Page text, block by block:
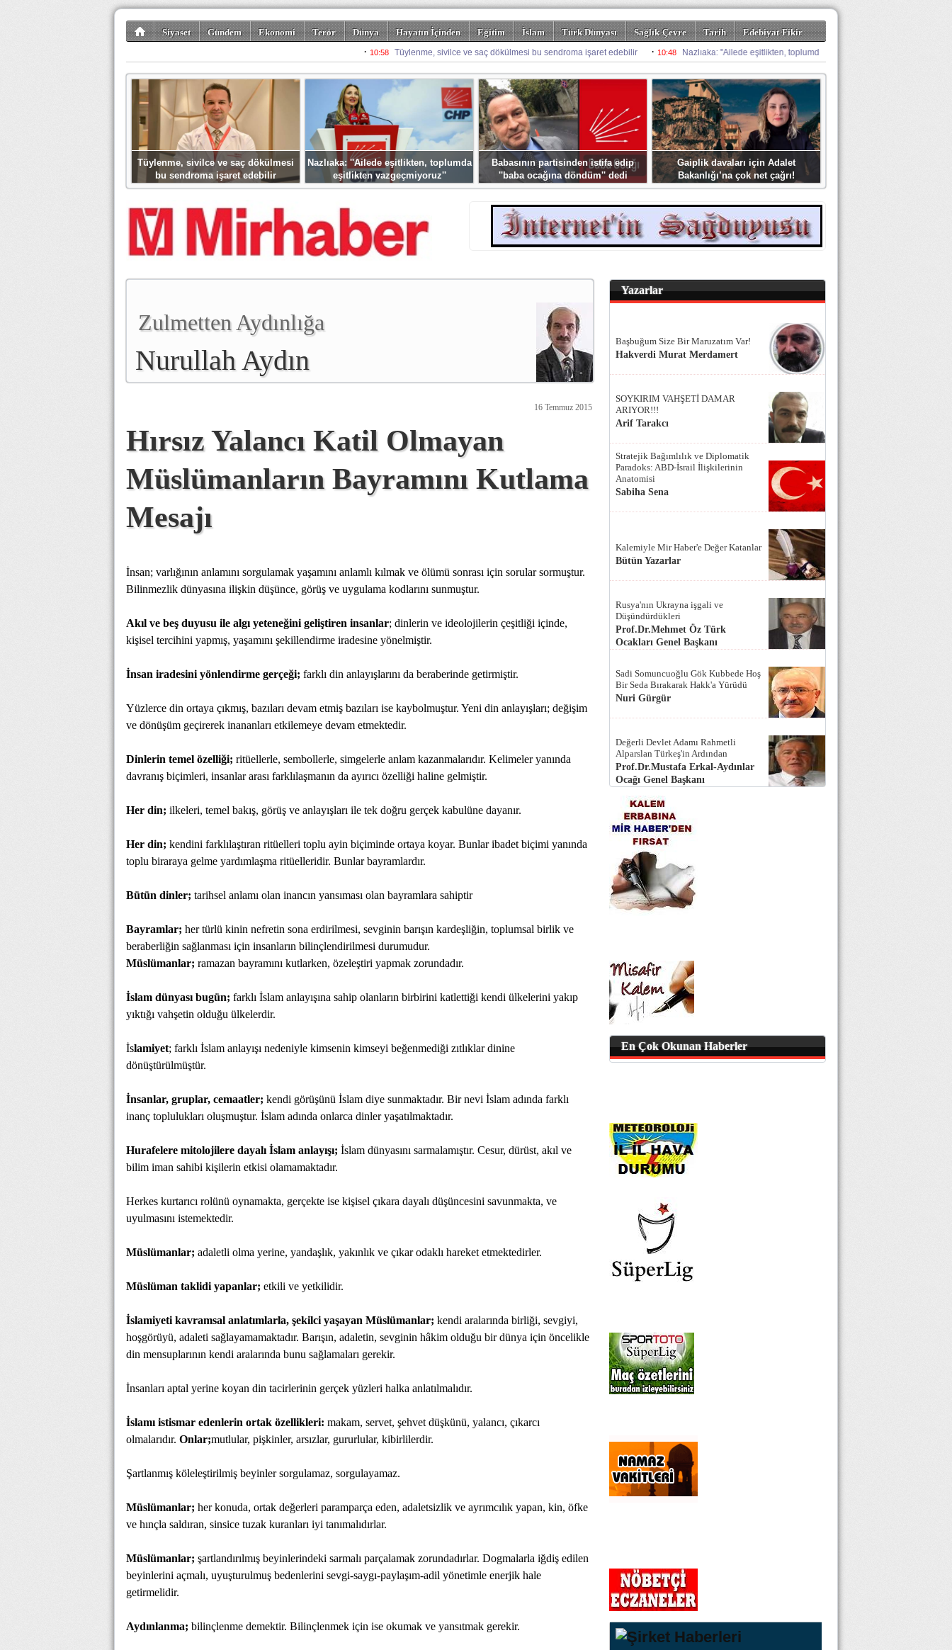
Siyaset Gündem Ekonomi Terör Dünya Hayatın İçinden Eğitim İslam Türk Dünyası Sağlık-Çevre Tarih
Edebiyat-Fikir
Spor Misafir Kalem Foto Galeriler
Tüylenme, sivilce ve saç dökülmesi
bu sendroma işaret edebilir
Nazlıaka: ''Ailede eşitlikten, toplumda
eşitlikten vazgeçmiyoruz''
Babasının partisinden istifa edip
''baba ocağına döndüm'' dedi
Gaiplik davaları için Adalet
Bakanlığı’na çok net çağrı!
Zulmetten Aydınlığa
Nurullah Aydın
16 Temmuz 2015
Hırsız Yalancı Katil Olmayan
Müslümanların Bayramını Kutlama
Mesajı
İnsan; varlığının anlamını sorgulamak yaşamını anlamlı kılmak ve ölümü sonrası için sorular sormuştur.
Bilinmezlik dünyasına ilişkin düşünce, görüş ve uygulama kodlarını sunmuştur.
Akıl ve beş duyusu ile algı yeteneğini geliştiren insanlar; dinlerin ve ideolojilerin çeşitliği içinde,
kişisel tercihini yapmış, yaşamını şekillendirme iradesine yönelmiştir.
İnsan iradesini yönlendirme gerçeği; farklı din anlayışlarını da beraberinde getirmiştir.
Yüzlerce din ortaya çıkmış, bazıları devam etmiş bazıları ise kaybolmuştur. Yeni din anlayışları; değişim
ve dönüşüm geçirerek inananları etkilemeye devam etmektedir.
Dinlerin temel özelliği; ritüellerle, sembollerle, simgelerle anlam kazanmalarıdır. Kelimeler yanında
davranış biçimleri, insanlar arası farklılaşmanın da ayırıcı özelliği haline gelmiştir.
Her din; ilkeleri, temel bakış, görüş ve anlayışları ile tek doğru gerçek kabulüne dayanır.
Her din; kendini farklılaştıran ritüelleri toplu ayin biçiminde ortaya koyar. Bunlar ibadet biçimi yanında
toplu biraraya gelme yardımlaşma ritüelleridir. Bunlar bayramlardır.
Bütün dinler; tarihsel anlamı olan inancın yansıması olan bayramlara sahiptir
Bayramlar; her türlü kinin nefretin sona erdirilmesi, sevginin barışın kardeşliğin, toplumsal birlik ve
beraberliğin sağlanması için insanların bilinçlendirilmesi durumudur.
Müslümanlar; ramazan bayramını kutlarken, özeleştiri yapmak zorundadır.
İslam dünyası bugün; farklı İslam anlayışına sahip olanların birbirini katlettiği kendi ülkelerini yakıp
yıktığı vahşetin olduğu ülkelerdir.
İslamiyet; farklı İslam anlayışı nedeniyle kimsenin kimseyi beğenmediği zıtlıklar dinine
dönüştürülmüştür.
İnsanlar, gruplar, cemaatler; kendi görüşünü İslam diye sunmaktadır. Bir nevi İslam adında farklı
inanç toplulukları oluşmuştur. İslam adında onlarca dinler yaşatılmaktadır.
Hurafelere mitolojilere dayalı İslam anlayışı; İslam dünyasını sarmalamıştır. Cesur, dürüst, akıl ve
bilim iman sahibi kişilerin etkisi olamamaktadır.
Herkes kurtarıcı rolünü oynamakta, gerçekte ise kişisel çıkara dayalı düşüncesini savunmakta, ve
uyulmasını istemektedir.
Müslümanlar; adaletli olma yerine, yandaşlık, yakınlık ve çıkar odaklı hareket etmektedirler.
Müslüman taklidi yapanlar; etkili ve yetkilidir.
İslamiyeti kavramsal anlatımlarla, şekilci yaşayan Müslümanlar; kendi aralarında birliği, sevgiyi,
hoşgörüyü, adaleti sağlayamamaktadır. Barışın, adaletin, sevginin hâkim olduğu bir dünya için öncelikle
din mensuplarının kendi aralarında bunu sağlamaları gerekir.
İnsanları aptal yerine koyan din tacirlerinin gerçek yüzleri halka anlatılmalıdır.
İslamı istismar edenlerin ortak özellikleri: makam, servet, şehvet düşkünü, yalancı, çıkarcı
olmalarıdır. Onlar;mutlular, pişkinler, arsızlar, gururlular, kibirlilerdir.
Şartlanmış köleleştirilmiş beyinler sorgulamaz, sorgulayamaz.
Müslümanlar; her konuda, ortak değerleri paramparça eden, adaletsizlik ve ayrımcılık yapan, kin, öfke
ve hınçla saldıran, sinsice tuzak kuranları iyi tanımalıdırlar.
Müslümanlar; şartlandırılmış beyinlerindeki sarmalı parçalamak zorundadırlar. Dogmalarla iğdiş edilen
beyinlerini açmalı, uyuşturulmuş bedenlerini sevgi-saygı-paylaşım-adil yönetimle enerjik hale
getirmelidir.
Aydınlanma; bilinçlenme demektir. Bilinçlenmek için ise okumak ve yansıtmak gerekir.
Yazarlar
Başbuğum Size Bir Maruzatım Var!
Hakverdi Murat Merdamert
SOYKIRIM VAHŞETİ DAMAR
ARIYOR!!!
Arif Tarakcı
Stratejik Bağımlılık ve Diplomatik
Paradoks: ABD-İsrail İlişkilerinin
Anatomisi
Sabiha Sena
Kalemiyle Mir Haber'e Değer Katanlar
Bütün Yazarlar
Rusya'nın Ukrayna işgali ve
Düşündürdükleri
Prof.Dr.Mehmet Öz Türk
Ocakları Genel Başkanı
Sadi Somuncuoğlu Gök Kubbede Hoş
Bir Seda Bırakarak Hakk'a Yürüdü
Nuri Gürgür
Değerli Devlet Adamı Rahmetli
Alparslan Türkeş'in Ardından
Prof.Dr.Mustafa Erkal-Aydınlar
Ocağı Genel Başkanı
En Çok Okunan Haberler